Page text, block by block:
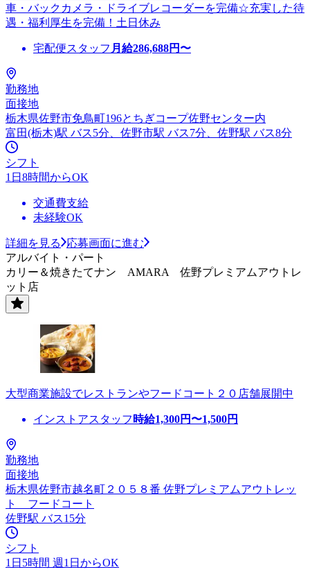
車・バックカメラ・ドライブレコーダーを完備☆充実した待
遇・福利厚生を完備！土日休み
宅配便スタッフ 月給286,688円〜
勤務地
面接地
栃木県佐野市免鳥町196とちぎコープ佐野センター内
富田(栃木)駅 バス5分、佐野市駅 バス7分、佐野駅 バス8分
シフト
1日8時間からOK
交通費支給
未経験OK
詳細を見る
応募画面に進む
アルバイト・パート
カリー＆焼きたてナン AMARA 佐野プレミアムアウトレ
ット店
大型商業施設でレストランやフードコート２０店舗展開中
インストアスタッフ 時給1,300円〜1,500円
勤務地
面接地
栃木県佐野市越名町２０５８番 佐野プレミアムアウトレッ
ト フードコート
佐野駅 バス15分
シフト
1日5時間 週1日からOK